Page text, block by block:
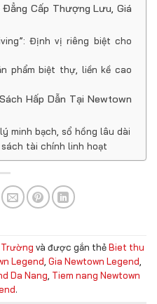
Cấp Thượng Lưu, Giá
Định vị riêng biệt cho
phẩm biệt thự, liền kề cao
Hấp Dẫn Tại Newtown
minh bạch, sổ hồng lâu dài
tài chính linh hoạt
và được gắn thẻBiet thu
Legend Gia Newtown Legend
Da Nang Tiem nang Newtown
.